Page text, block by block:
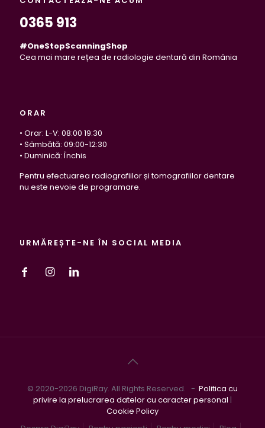
0365 913
#OneStopScanningShop
Cea mai mare rețea de radiologie dentară din România
ORAR
• Orar: L-V: 08:00 19:30
• Sâmbătă: 09:00-12:30
• Duminică: Închis
Pentru efectuarea radiografiilor și tomografiilor dentare
nu este nevoie de programare.
URMĂREȘTE-NE ÎN SOCIAL MEDIA
© 2020-2026 DigiRay. All Rights Reserved. - Politica cu
privire la prelucrarea datelor cu caracter personal |
Cookie Policy